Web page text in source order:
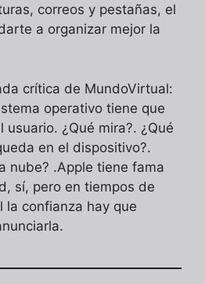
correos y pestañas, el
a organizar mejor la
crítica de MundoVirtual:
operativo tiene que
usuario. ¿Qué mira?. ¿Qué
en el dispositivo?.
nube? .Apple tiene fama
sí, pero en tiempos de
la confianza hay que